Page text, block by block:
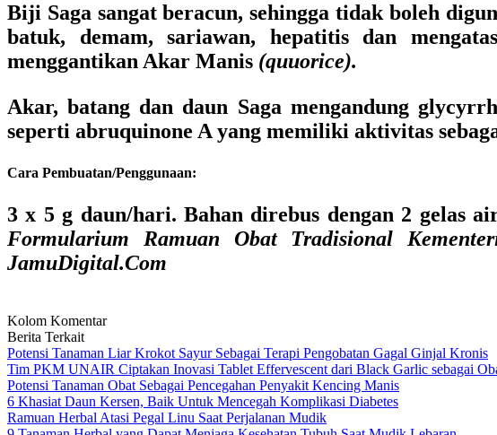
Biji Saga sangat beracun, sehingga tidak boleh
batuk, demam, sariawan, hepatitis dan
menggantikan Akar Manis (quuorice).
Akar, batang dan daun Saga mengandung
seperti abruquinone A yang memiliki aktivitas
Cara Pembuatan/Penggunaan:
3 x 5 g daun/hari. Bahan direbus dengan 2 gelas
Formularium Ramuan Obat Tradisional
JamuDigital.Com
Kolom Komentar
Berita Terkait
Potensi Tanaman Liar Krokot Sayur Sebagai Terapi Pengobatan Gagal Ginjal Kronis
Tim PKM UNAIR Ciptakan Inovasi Tablet Effervescent dari Black Garlic sebagai
Potensi Tanaman Obat Sebagai Pencegahan Penyakit Kencing Manis
6 Khasiat Daun Kersen, Baik Untuk Mencegah Komplikasi Diabetes
Ramuan Herbal Atasi Pegal Linu Saat Perjalanan Mudik